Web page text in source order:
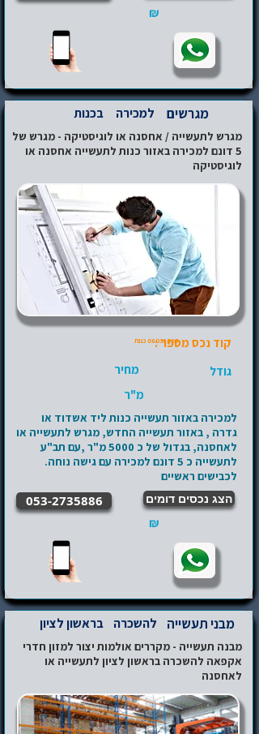
₪
בכנות למכירה מגרשים
מגרש לתעשייה / אחסנה או לוגיסטיקה - מגרש של
5 דונם למכירה באזור כנות לתעשייה אחסנה או
לוגיסטיקה
06032025 כנות
קוד נכס מספר :
גודל
מחיר
מ"ר
למכירה באזור תעשייה כנות ליד אשדוד או
גדרה , באזור תעשייה החדש, מגרש לתעשייה או
לאחסנה, בגדול של כ 5000 מ"ר ,עם תב"ע
לתעשייה כ 5 דונם למכירה עם גישה נוחה.
לכבישים ראשיים
הצג נכסים דומים 053-2735886
₪
בראשון לציון להשכרה מבני תעשייה
מבנה תעשייה - מקררים אולמות יצור למזון חדרי
אקפאה להשכרה בראשון לציון לתעשייה או
לאחסנה